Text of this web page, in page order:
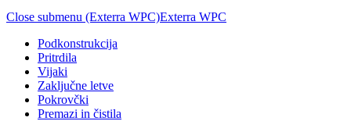
Close submenu (Exterra WPC)Exterra WPC
Podkonstrukcija
Pritrdila
Vijaki
Zaključne letve
Pokrovčki
Premazi in čistila